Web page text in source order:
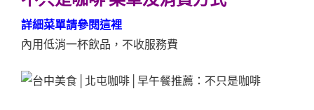
詳細菜單請參閱這裡
內用低消一杯飲品，不收服務費